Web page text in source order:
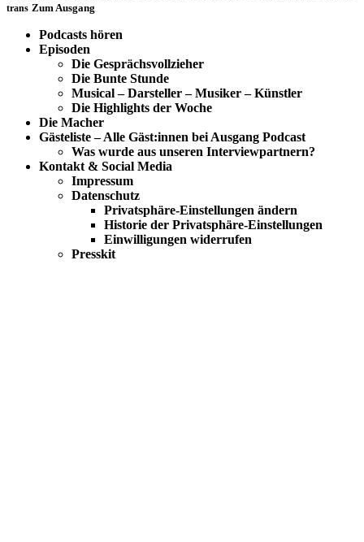
trans Zum Ausgang
Podcasts hören
Episoden
Die Gesprächsvollzieher
Die Bunte Stunde
Musical – Darsteller – Musiker – Künstler
Die Highlights der Woche
Die Macher
Gästeliste – Alle Gäst:innen bei Ausgang Podcast
Was wurde aus unseren Interviewpartnern?
Kontakt & Social Media
Impressum
Datenschutz
Privatsphäre-Einstellungen ändern
Historie der Privatsphäre-Einstellungen
Einwilligungen widerrufen
Presskit